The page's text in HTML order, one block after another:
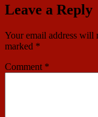
Leave a Reply
Your email address will
marked *
Comment *